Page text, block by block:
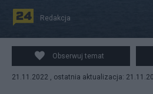
Gazowiec Al Shamal dotarł do
Źródło: vesselfinder.com
Redakcja
Obserwuj temat
21.11.2022 , ostatnia aktualizacja: